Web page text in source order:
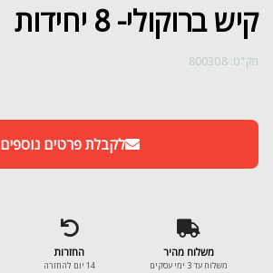
קיש ברוקולי- 8 יחידות
מק"ט: 800308
לקבלת פרטים נוספים
משלוח מהיר
משלוח עד 3 ימי עסקים
החזרות
14 יום להחזרה